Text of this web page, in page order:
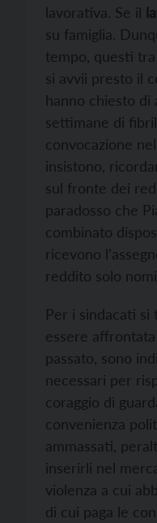
lavorativa. Se il
su famiglia.
tempo, questi
si avvii presto il
hanno chiesto
settimane di
convocazione
insistono,
sul fronte dei
paradosso che
combinato
ricevono
reddito solo
Per i sindacati
essere
passato, sono
necessari per
coraggio di
convenienza
ammassati,
inserirli nel
violenza a cui
di cui paga le